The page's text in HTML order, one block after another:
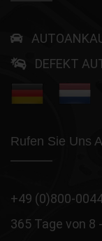
DEFEKT
Rufen Sie Uns
+49 (0)800-
365 Tage von 8